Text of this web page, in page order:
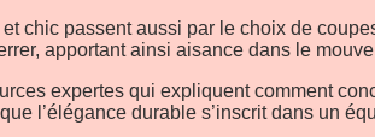
chic passent aussi par le choix de
apportant ainsi aisance dans le
expertes qui expliquent comment
l’élégance durable s’inscrit dans un